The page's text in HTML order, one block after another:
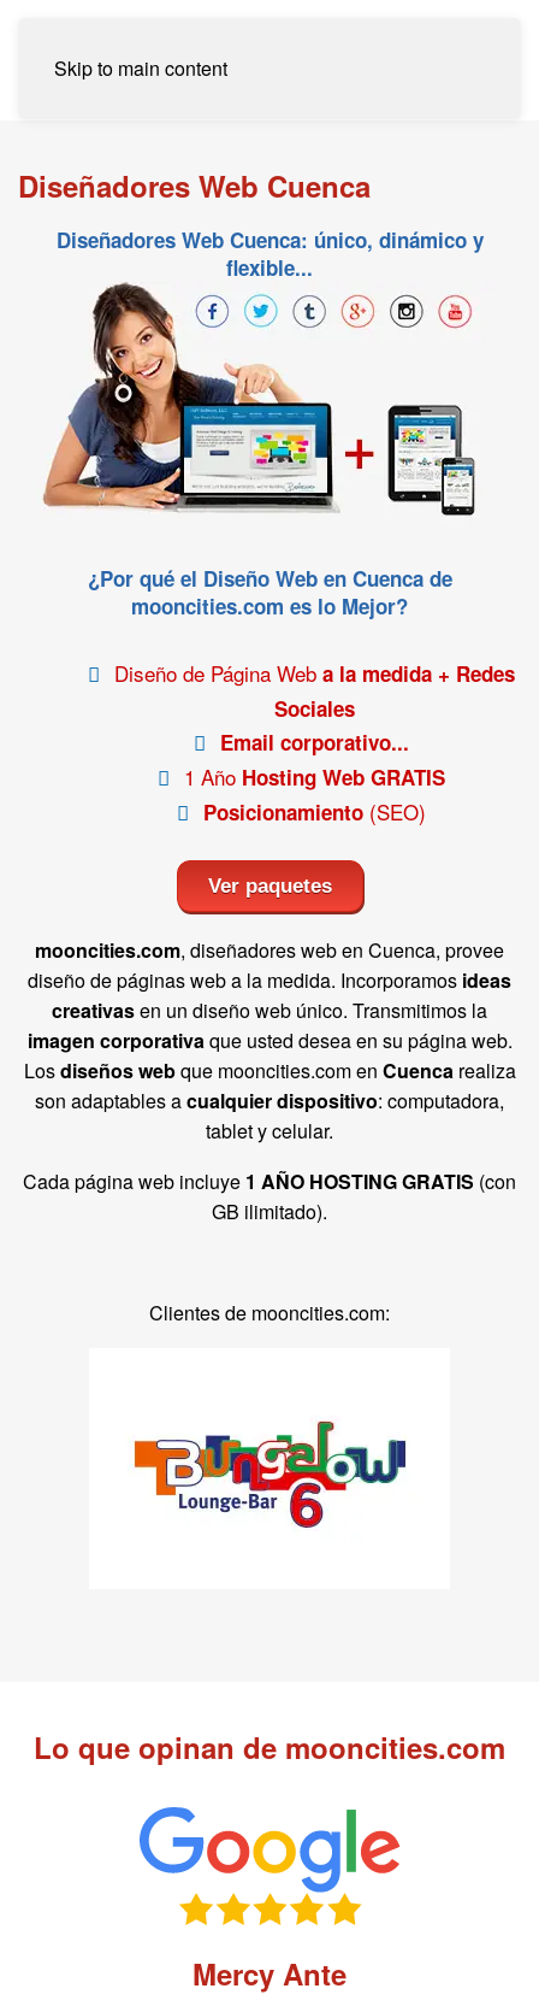
Skip to main content
Diseñadores Web Cuenca
Diseñadores Web Cuenca: único, dinámico y
flexible...
¿Por qué el Diseño Web en Cuenca de
mooncities.com es lo Mejor?
Diseño de Página Web a la medida + Redes
Sociales
Email corporativo...
1 Año Hosting Web GRATIS
Posicionamiento(SEO)
Ver paquetes
mooncities.com, diseñadores web en Cuenca, provee
diseño de páginas web a la medida. Incorporamos ideas
creativasen un diseño web único. Transmitimos la
imagen corporativaque usted desea en su página web.
Losdiseños webque mooncities.com en Cuencarealiza
son adaptables acualquier dispositivo: computadora,
tablet y celular.
Cada página web incluye 1 AÑO HOSTING GRATIS (con
GB ilimitado).
Clientes de mooncities.com:
Lo que opinan de mooncities.com
Mercy Ante